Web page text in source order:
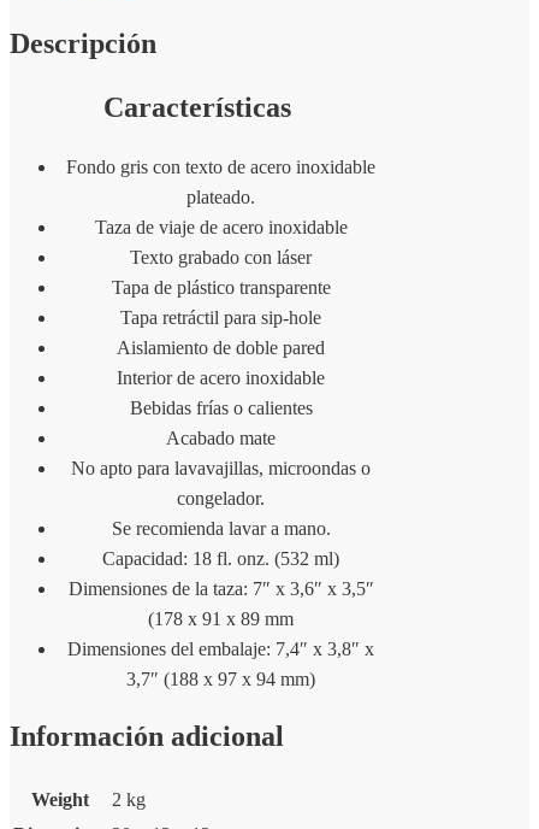
Descripción
Características
Fondo gris con texto de acero inoxidable
plateado.
Taza de viaje de acero inoxidable
Texto grabado con láser
Tapa de plástico transparente
Tapa retráctil para sip-hole
Aislamiento de doble pared
Interior de acero inoxidable
Bebidas frías o calientes
Acabado mate
No apto para lavavajillas, microondas o
congelador.
Se recomienda lavar a mano.
Capacidad: 18 fl. onz. (532 ml)
Dimensiones de la taza: 7″ x 3,6″ x 3,5″
(178 x 91 x 89 mm
Dimensiones del embalaje: 7,4″ x 3,8″ x
3,7″ (188 x 97 x 94 mm)
Información adicional
Weight
2 kg